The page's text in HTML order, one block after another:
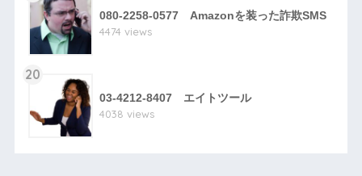
080-2258-0577 Amazonを装った詐欺SMS
4474 views
20
03-4212-8407 エイトツール
4038 views